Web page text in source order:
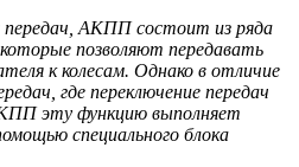
передач, АКПП состоит из ряда
позволяют передавать
к колесам. Однако в отличие
где переключение передач
эту функцию выполняет
специального блока